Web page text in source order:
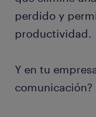
perdido y
productividad.
Y en tu
comunicación?